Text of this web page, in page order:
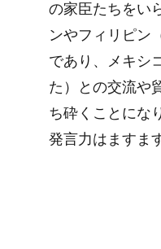
の家臣たちをい
ンやフィリピン
であり、メキシ
た）との交流や
ち砕くことにな
発言力はますま